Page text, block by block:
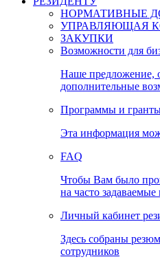
НОРМАТИВНЫЕ
УПРАВЛЯЮЩАЯ
ЗАКУПКИ
Возможности для
Наше предложение,
дополнительные
Программы и
Эта информация
FAQ
Чтобы Вам было
на часто
Личный кабинет
Здесь собраны
сотрудников